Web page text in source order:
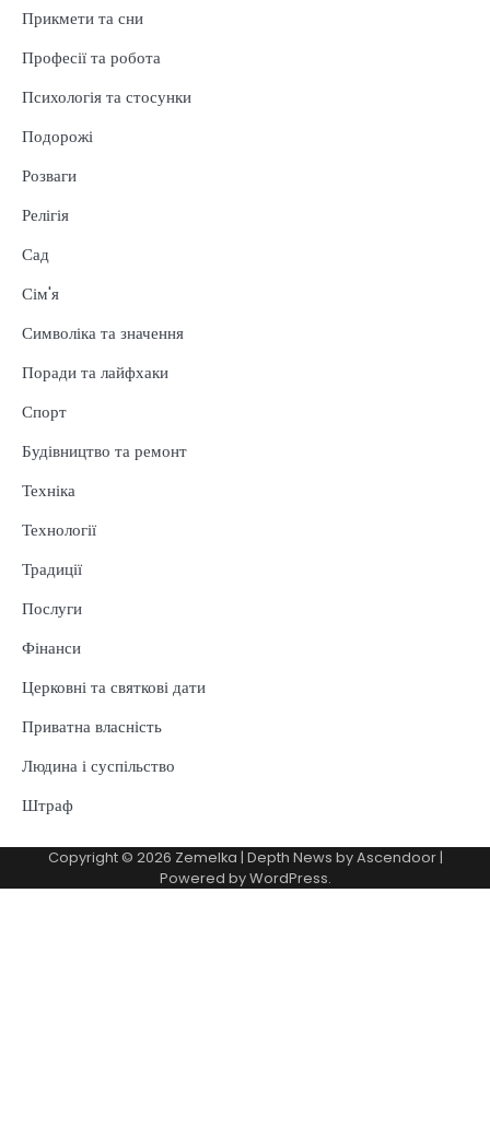
Прикмети та сни
Професії та робота
Психологія та стосунки
Подорожі
Розваги
Релігія
Сад
Сім'я
Символіка та значення
Поради та лайфхаки
Спорт
Будівництво та ремонт
Техніка
Технології
Традиції
Послуги
Фінанси
Церковні та святкові дати
Приватна власність
Людина і суспільство
Штраф
Copyright © 2026 Zemelka | Depth News byAscendoor|
Powered byWordPress.